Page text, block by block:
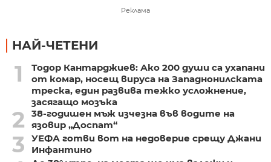
Реклама
НАЙ-ЧЕТЕНИ
1
Тодор Кантарджиев: Ако 200 души са ухапани
от комар, носещ вируса на Западнонилската
треска, един развива тежко усложнение,
засягащо мозъка
2
38-годишен мъж изчезна във водите на
язовир „Доспат“
3
УЕФА готви вот на недоверие срещу Джани
Инфантино